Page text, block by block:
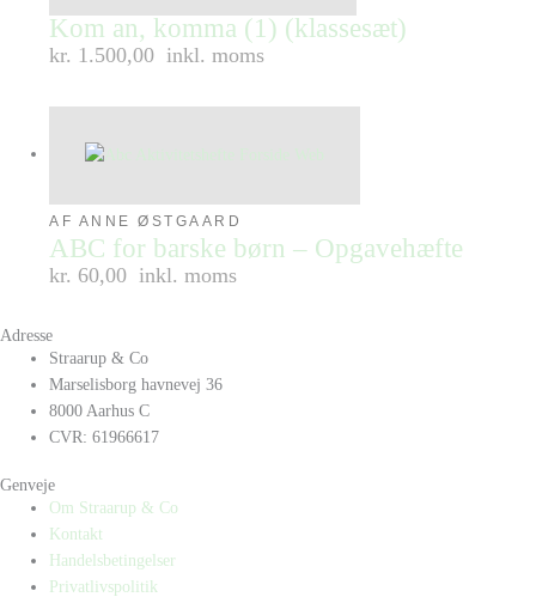
Kom an, komma (1) (klassesæt)
kr. 1.500,00 inkl. moms
AF ANNE ØSTGAARD
ABC for barske børn – Opgavehæfte
kr. 60,00 inkl. moms
Adresse
Straarup & Co
Marselisborg havnevej 36
8000 Aarhus C
CVR: 61966617
Genveje
Om Straarup & Co
Kontakt
Handelsbetingelser
Privatlivspolitik